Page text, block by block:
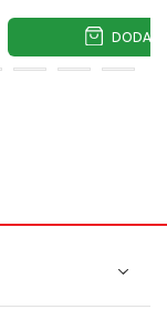
DODAJ